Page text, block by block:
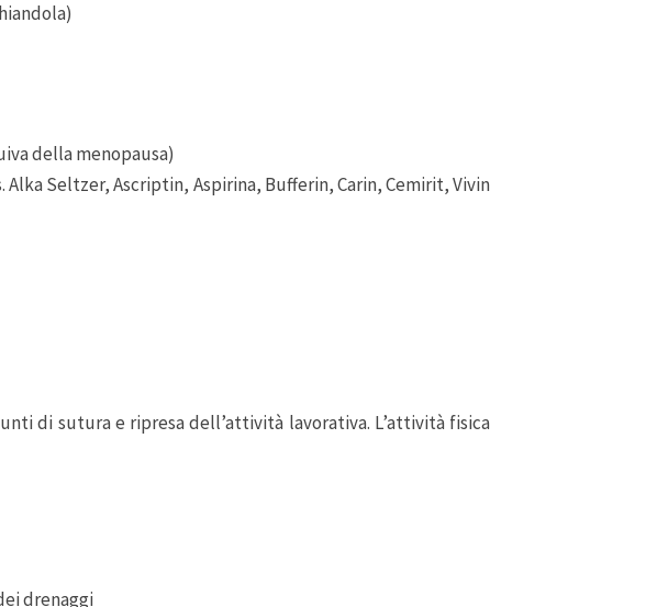
della menopausa)
Seltzer, Ascriptin, Aspirina, Bufferin, Carin, Cemirit, Vivin
di sutura e ripresa dell’attività lavorativa. L’attività fisica
drenaggi